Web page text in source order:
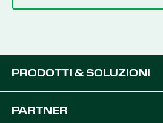
PRODOTTI & SOLUZIONI
PARTNER